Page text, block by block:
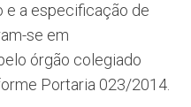
e a especificação de
se em
órgão colegiado
Portaria 023/2014.